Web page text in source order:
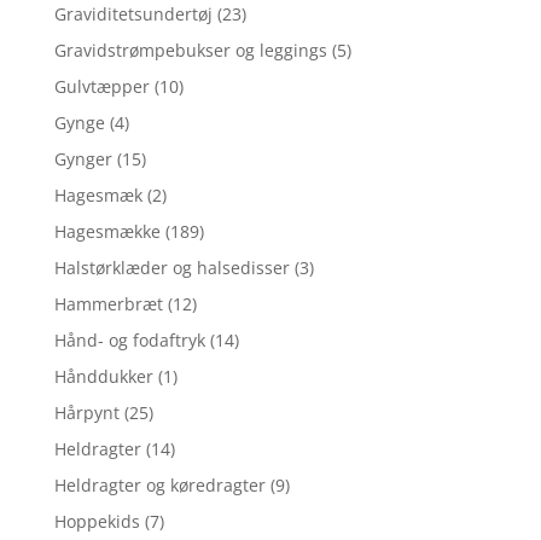
Graviditetsundertøj (23)
Gravidstrømpebukser og leggings (5)
Gulvtæpper (10)
Gynge (4)
Gynger (15)
Hagesmæk (2)
Hagesmække (189)
Halstørklæder og halsedisser (3)
Hammerbræt (12)
Hånd- og fodaftryk (14)
Hånddukker (1)
Hårpynt (25)
Heldragter (14)
Heldragter og køredragter (9)
Hoppekids (7)